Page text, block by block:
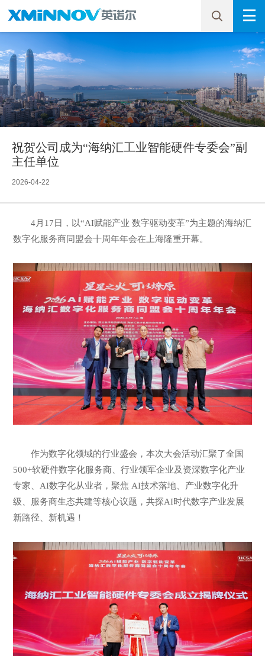
祝贺公司成为“海纳汇工业智能硬件专委会”副
主任单位
2026-04-22
4月17日，以“AI赋能产业 数字驱动变革”为主题的海纳汇
数字化服务商同盟会十周年年会在上海隆重开幕。
作为数字化领域的行业盛会，本次大会活动汇聚了全国
500+软硬件数字化服务商、行业领军企业及资深数字化产业
专家、AI数字化从业者，聚焦 AI技术落地、产业数字化升
级、服务商生态共建等核心议题，共探AI时代数字产业发展
新路径、新机遇！